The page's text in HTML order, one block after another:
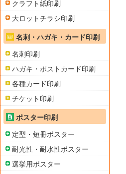
クラフト紙印刷
大ロットチラシ印刷
名刺・ハガキ・カード印刷
名刺印刷
ハガキ・ポストカード印刷
各種カード印刷
チケット印刷
ポスター印刷
定型・短冊ポスター
耐光性・耐水性ポスター
選挙用ポスター